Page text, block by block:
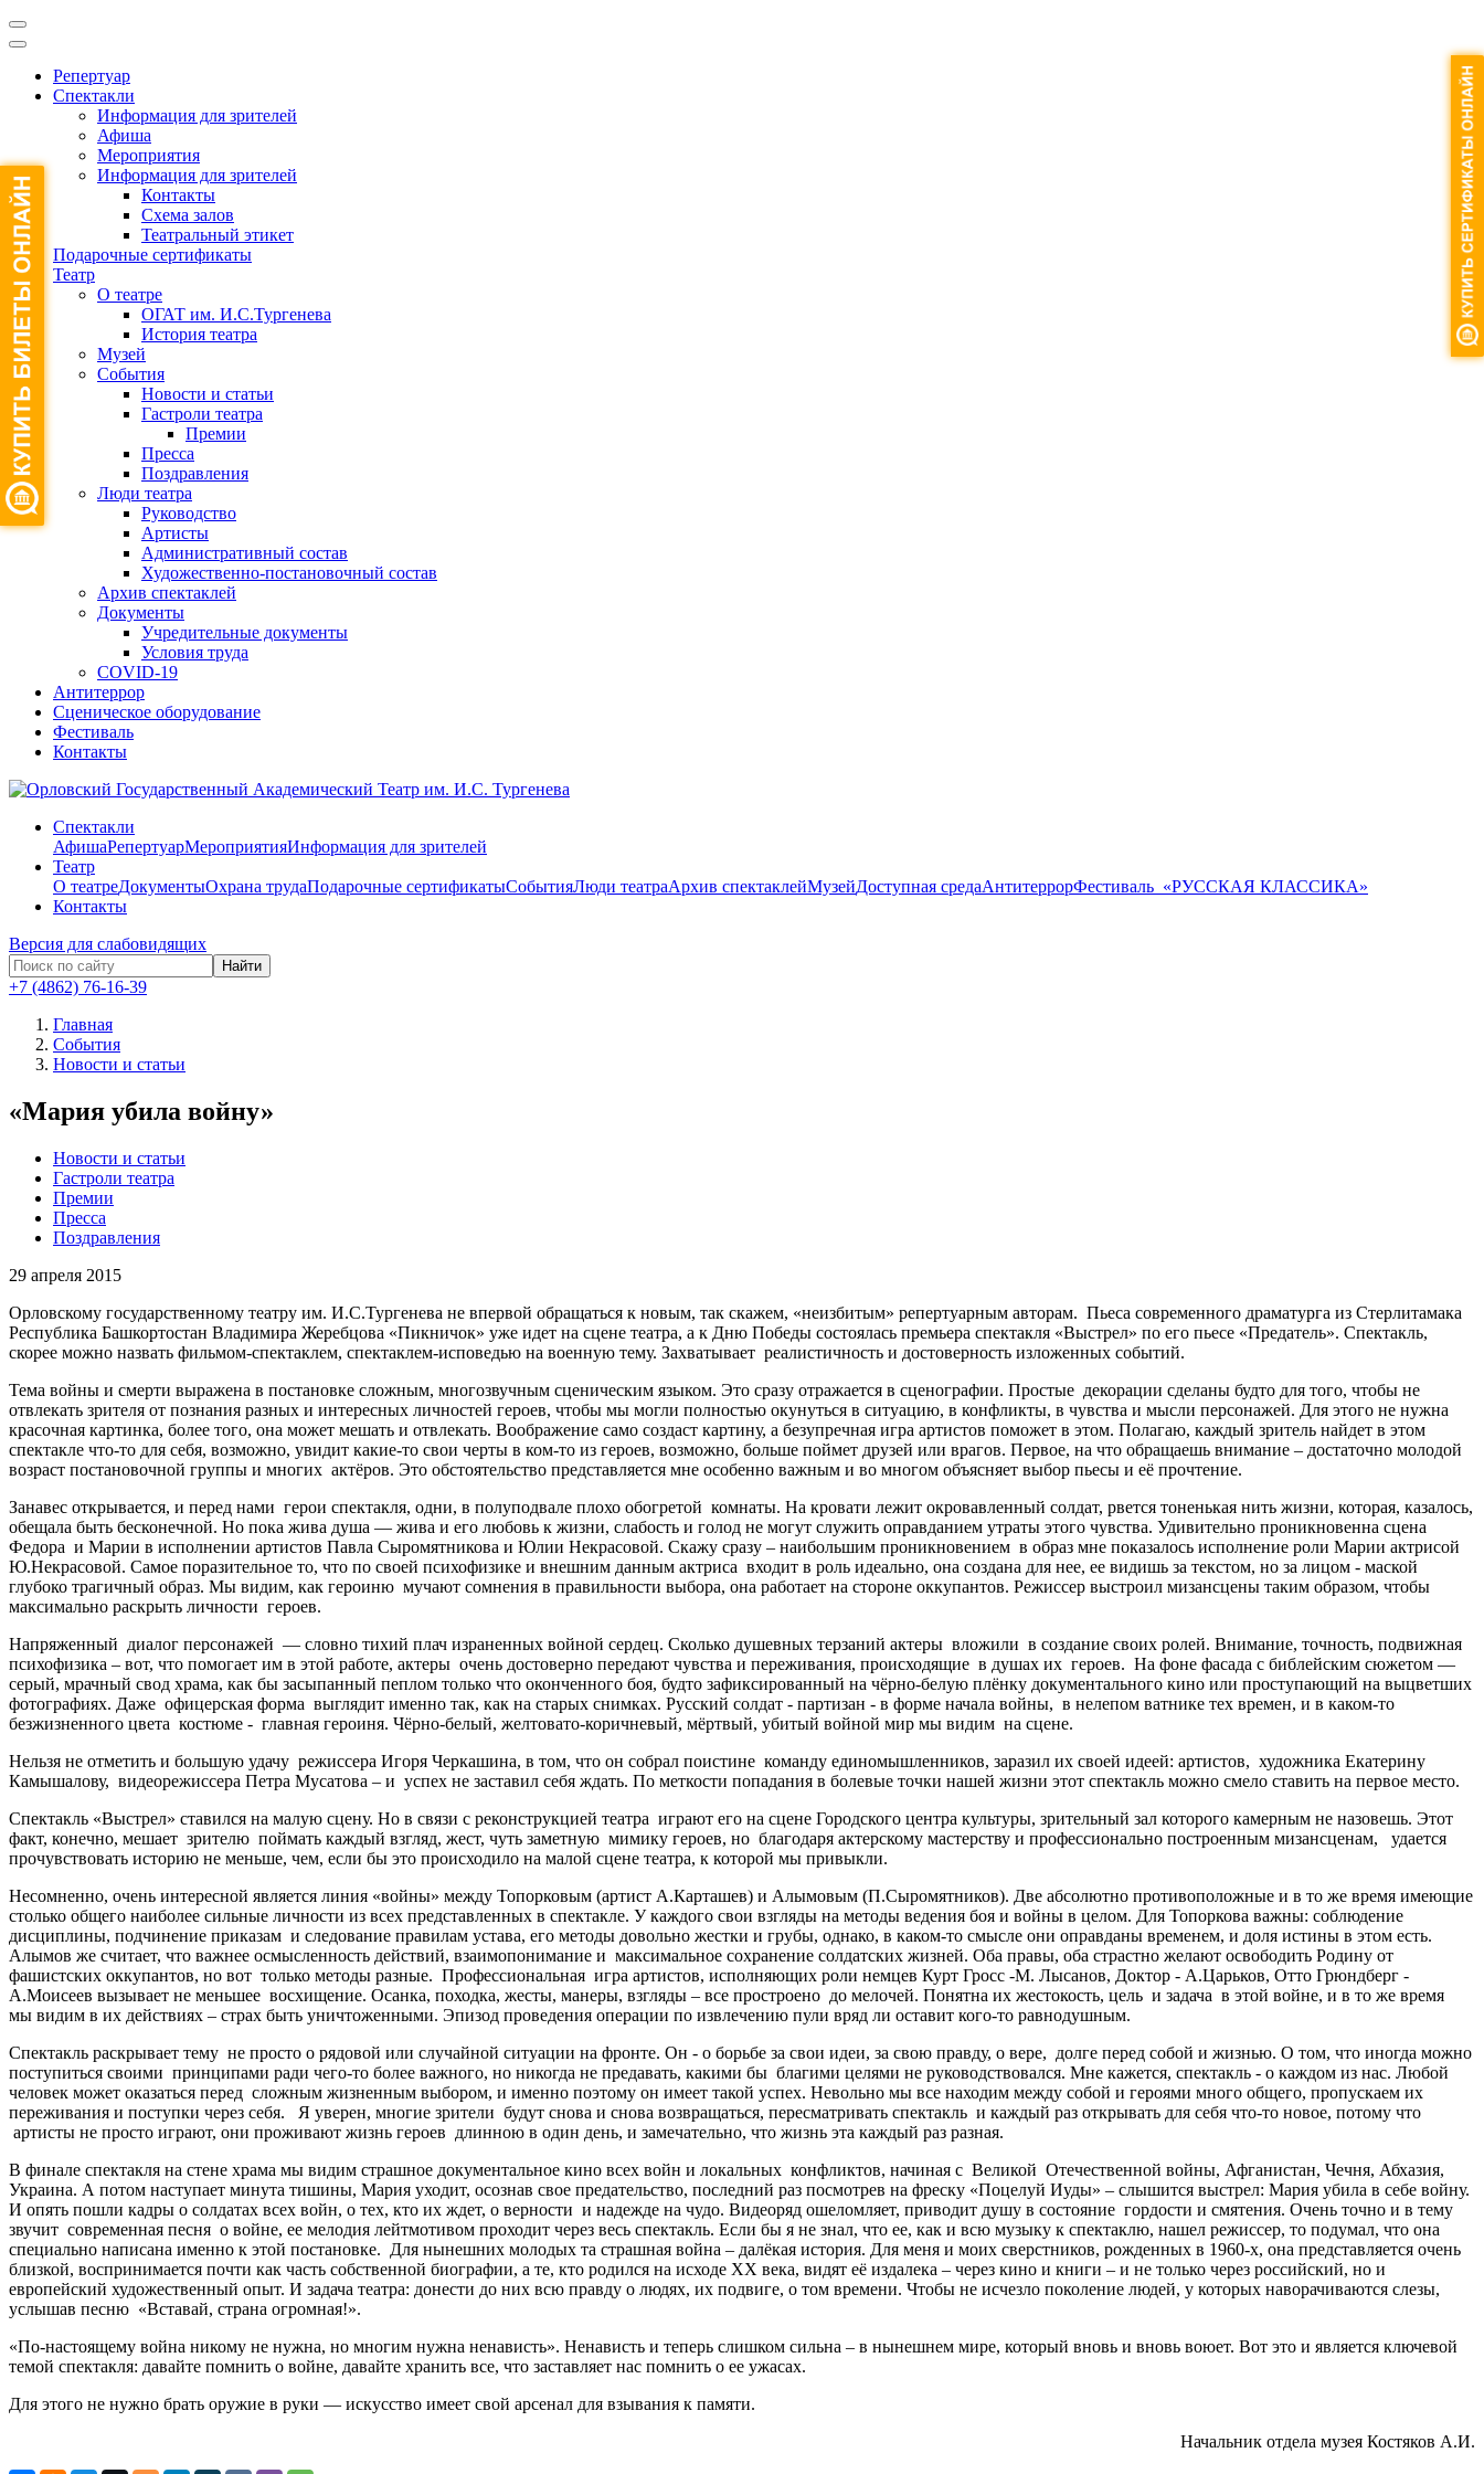
Репертуар
Спектакли
Информация для зрителей
Афиша
Мероприятия
Информация для зрителей
Контакты
Схема залов
Театральный этикет
Подарочные сертификаты
Театр
О театре
ОГАТ им. И.С.Тургенева
История театра
Музей
События
Новости и статьи
Гастроли театра
Премии
Пресса
Поздравления
Люди театра
Руководство
Артисты
Административный состав
Художественно-постановочный состав
Архив спектаклей
Документы
Учредительные документы
Условия труда
COVID-19
Антитеррор
Сценическое оборудование
Фестиваль
Контакты
Спектакли
АфишаРепертуарМероприятияИнформация для зрителей
Театр
О театреДокументыОхрана трудаПодарочные сертификатыСобытияЛюди театраАрхив спектаклейМузейДоступная средаАнтитеррорФестиваль ​ «РУССКАЯ КЛАССИКА»
Контакты
Версия для слабовидящих
Найти
+7 (4862) 76-16-39
Главная
События
Новости и статьи
«Мария убила войну»
Новости и статьи
Гастроли театра
Премии
Пресса
Поздравления
29 апреля 2015
Орловскому государственному театру им. И.С.Тургенева не впервой обращаться к новым, так скажем, «неизбитым» репертуарным авторам. Пьеса современного драматурга из Стерлитамака
Республика Башкортостан Владимира Жеребцова «Пикничок» уже идет на сцене театра, а к Дню Победы состоялась премьера спектакля «Выстрел» по его пьесе «Предатель». Спектакль,
скорее можно назвать фильмом-спектаклем, спектаклем-исповедью на военную тему. Захватывает реалистичность и достоверность изложенных событий.
Тема войны и смерти выражена в постановке сложным, многозвучным сценическим языком. Это сразу отражается в сценографии. Простые декорации сделаны будто для того, чтобы не
отвлекать зрителя от познания разных и интересных личностей героев, чтобы мы могли полностью окунуться в ситуацию, в конфликты, в чувства и мысли персонажей. Для этого не нужна
красочная картинка, более того, она может мешать и отвлекать. Воображение само создаст картину, а безупречная игра артистов поможет в этом. Полагаю, каждый зритель найдет в этом
спектакле что-то для себя, возможно, увидит какие-то свои черты в ком-то из героев, возможно, больше поймет друзей или врагов. Первое, на что обращаешь внимание – достаточно молодой
возраст постановочной группы и многих актёров. Это обстоятельство представляется мне особенно важным и во многом объясняет выбор пьесы и её прочтение.
Занавес открывается, и перед нами герои спектакля, одни, в полуподвале плохо обогретой комнаты. На кровати лежит окровавленный солдат, рвется тоненькая нить жизни, которая, казалось,
обещала быть бесконечной. Но пока жива душа — жива и его любовь к жизни, слабость и голод не могут служить оправданием утраты этого чувства. Удивительно проникновенна сцена
Федора и Марии в исполнении артистов Павла Сыромятникова и Юлии Некрасовой. Скажу сразу – наибольшим проникновением в образ мне показалось исполнение роли Марии актрисой
Ю.Некрасовой. Самое поразительное то, что по своей психофизике и внешним данным актриса входит в роль идеально, она создана для нее, ее видишь за текстом, но за лицом - маской
глубоко трагичный образ. Мы видим, как героиню мучают сомнения в правильности выбора, она работает на стороне оккупантов. Режиссер выстроил мизансцены таким образом, чтобы
максимально раскрыть личности героев.
Напряженный диалог персонажей — словно тихий плач израненных войной сердец. Сколько душевных терзаний актеры вложили в создание своих ролей. Внимание, точность, подвижная
психофизика – вот, что помогает им в этой работе, актеры очень достоверно передают чувства и переживания, происходящие в душах их героев. На фоне фасада с библейским сюжетом —
серый, мрачный свод храма, как бы засыпанный пеплом только что оконченного боя, будто зафиксированный на чёрно-белую плёнку документального кино или проступающий на выцветших
фотографиях. Даже офицерская форма выглядит именно так, как на старых снимках. Русский солдат - партизан - в форме начала войны, в нелепом ватнике тех времен, и в каком-то
безжизненного цвета костюме - главная героиня. Чёрно-белый, желтовато-коричневый, мёртвый, убитый войной мир мы видим на сцене.
Нельзя не отметить и большую удачу режиссера Игоря Черкашина, в том, что он собрал поистине команду единомышленников, заразил их своей идеей: артистов, художника Екатерину
Камышалову, видеорежиссера Петра Мусатова – и успех не заставил себя ждать. По меткости попадания в болевые точки нашей жизни этот спектакль можно смело ставить на первое место.
Спектакль «Выстрел» ставился на малую сцену. Но в связи с реконструкцией театра играют его на сцене Городского центра культуры, зрительный зал которого камерным не назовешь. Этот
факт, конечно, мешает зрителю поймать каждый взгляд, жест, чуть заметную мимику героев, но благодаря актерскому мастерству и профессионально построенным мизансценам, удается
прочувствовать историю не меньше, чем, если бы это происходило на малой сцене театра, к которой мы привыкли.
Несомненно, очень интересной является линия «войны» между Топорковым (артист А.Карташев) и Алымовым (П.Сыромятников). Две абсолютно противоположные и в то же время имеющие
столько общего наиболее сильные личности из всех представленных в спектакле. У каждого свои взгляды на методы ведения боя и войны в целом. Для Топоркова важны: соблюдение
дисциплины, подчинение приказам и следование правилам устава, его методы довольно жестки и грубы, однако, в каком-то смысле они оправданы временем, и доля истины в этом есть.
Алымов же считает, что важнее осмысленность действий, взаимопонимание и максимальное сохранение солдатских жизней. Оба правы, оба страстно желают освободить Родину от
фашистских оккупантов, но вот только методы разные. Профессиональная игра артистов, исполняющих роли немцев Курт Гросс -М. Лысанов, Доктор - А.Царьков, Отто Грюндберг -
А.Моисеев вызывает не меньшее восхищение. Осанка, походка, жесты, манеры, взгляды – все простроено до мелочей. Понятна их жестокость, цель и задача в этой войне, и в то же время
мы видим в их действиях – страх быть уничтоженными. Эпизод проведения операции по извлечению пули вряд ли оставит кого-то равнодушным.
Спектакль раскрывает тему не просто о рядовой или случайной ситуации на фронте. Он - о борьбе за свои идеи, за свою правду, о вере, долге перед собой и жизнью. О том, что иногда можно
поступиться своими принципами ради чего-то более важного, но никогда не предавать, какими бы благими целями не руководствовался. Мне кажется, спектакль - о каждом из нас. Любой
человек может оказаться перед сложным жизненным выбором, и именно поэтому он имеет такой успех. Невольно мы все находим между собой и героями много общего, пропускаем их
переживания и поступки через себя. Я уверен, многие зрители будут снова и снова возвращаться, пересматривать спектакль и каждый раз открывать для себя что-то новое, потому что
артисты не просто играют, они проживают жизнь героев длинною в один день, и замечательно, что жизнь эта каждый раз разная.
В финале спектакля на стене храма мы видим страшное документальное кино всех войн и локальных конфликтов, начиная с Великой Отечественной войны, Афганистан, Чечня, Абхазия,
Украина. А потом наступает минута тишины, Мария уходит, осознав свое предательство, последний раз посмотрев на фреску «Поцелуй Иуды» – слышится выстрел: Мария убила в себе войну.
И опять пошли кадры о солдатах всех войн, о тех, кто их ждет, о верности и надежде на чудо. Видеоряд ошеломляет, приводит душу в состояние гордости и смятения. Очень точно и в тему
звучит современная песня о войне, ее мелодия лейтмотивом проходит через весь спектакль. Если бы я не знал, что ее, как и всю музыку к спектаклю, нашел режиссер, то подумал, что она
специально написана именно к этой постановке. Для нынешних молодых та страшная война – далёкая история. Для меня и моих сверстников, рожденных в 1960-х, она представляется очень
близкой, воспринимается почти как часть собственной биографии, а те, кто родился на исходе ХХ века, видят её издалека – через кино и книги – и не только через российский, но и
европейский художественный опыт. И задача театра: донести до них всю правду о людях, их подвиге, о том времени. Чтобы не исчезло поколение людей, у которых наворачиваются слезы,
услышав песню «Вставай, страна огромная!».
«По-настоящему война никому не нужна, но многим нужна ненависть». Ненависть и теперь слишком сильна – в нынешнем мире, который вновь и вновь воюет. Вот это и является ключевой
темой спектакля: давайте помнить о войне, давайте хранить все, что заставляет нас помнить о ее ужасах.
Для этого не нужно брать оружие в руки — искусство имеет свой арсенал для взывания к памяти.
Начальник отдела музея Костяков А.И.